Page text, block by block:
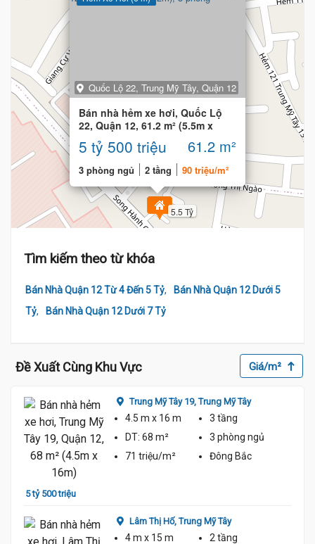
5.5 Tỷ
Quốc Lộ 22, Trung Mỹ Tây, Quận 12
Bán nhà hẻm xe hơi, Quốc Lộ
22, Quận 12, 61.2 m² (5.5m x
12m), 3 phòng
5 tỷ 500 triệu 61.2 m²
3 phòng ngủ 2 tầng 90 triệu/m²
Tìm kiếm theo từ khóa
Bán Nhà Quận 12 Từ 4 Đến 5 Tỷ,
Bán Nhà Quận 12 Dưới 5
Tỷ, Bán Nhà Quận 12 Dưới 7 Tỷ
Đề Xuất Cùng Khu Vực Giá/m²
5 tỷ 500 triệu
Trung Mỹ Tây 19,Trung Mỹ Tây
4.5 m x 16 m
3 tầng
DT: 68 m² 3 phòng ngủ
71 triệu/m²
Đông Bắc
Lâm Thị Hố,Trung Mỹ Tây
4 m x 15 m
2 tầng